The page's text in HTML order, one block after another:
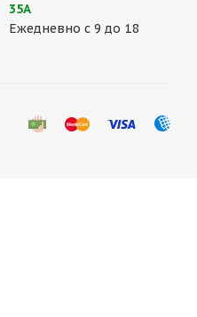
35А
Ежедневно с 9 до 18